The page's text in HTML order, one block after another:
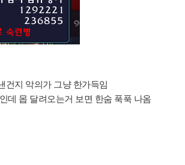
건지 악의가 그냥 한가득임
데 몹 달려오는거 보면 한숨 푹푹 나옴